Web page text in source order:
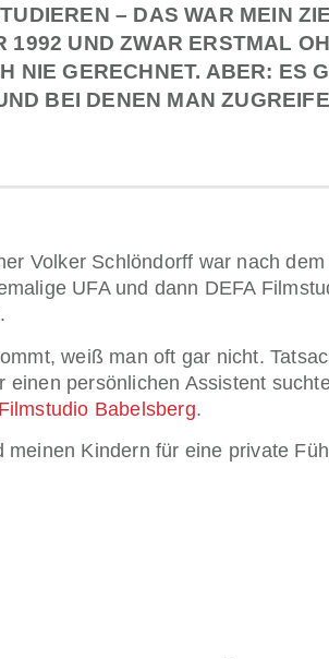
– DAS WAR MEIN
UND ZWAR ERSTMAL
NIE GERECHNET. ABER: ES
BEI DENEN MAN
Volker Schlöndorff war nach
UFA und dann DEFA
weiß man oft gar nicht.
persönlichen Assistent
Filmstudio Babelsberg.
Kindern für eine private